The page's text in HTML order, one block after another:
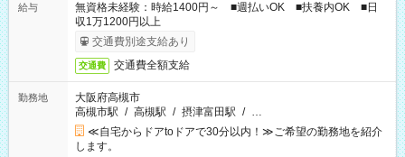
給与
無資格未経験：時給1400円～ ■週払いOK ■扶養内OK ■日
収1万1200円以上
交通費別途支給あり
交通費 交通費全額支給
勤務地
大阪府高槻市
高槻市駅 / 高槻駅 / 摂津富田駅 / …
≪自宅からドアtoドアで30分以内！≫ご希望の勤務地を紹介
します。